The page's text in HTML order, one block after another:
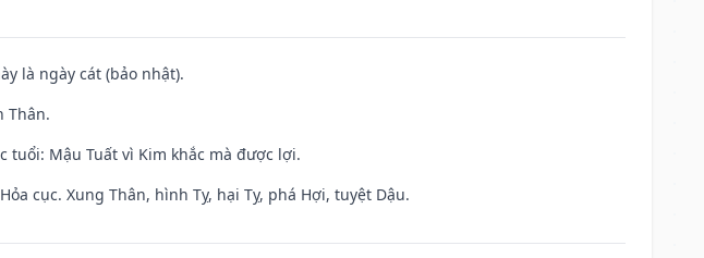
là ngày cát (bảo nhật).
Thân.
tuổi: Mậu Tuất vì Kim khắc mà được lợi.
cục. Xung Thân, hình Tỵ, hại Tỵ, phá Hợi, tuyệt Dậu.